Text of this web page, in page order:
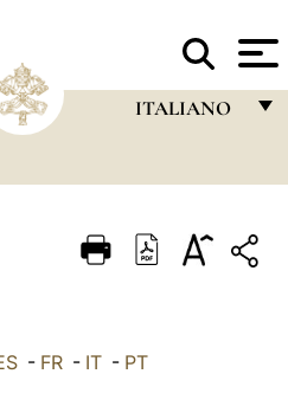
ITALIANO
ITALIANO
- FR - IT - PT